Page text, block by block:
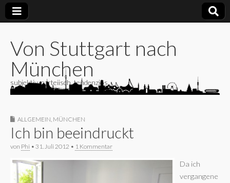
Von Stuttgart nach
München
subjektiv, parteiisch, tendenziös
ALLGEMEIN MÜNCHEN
Ich bin beeindruckt
von Phi • 31. Juli 2012 • 1 Kommentar
Da ich
vergangene